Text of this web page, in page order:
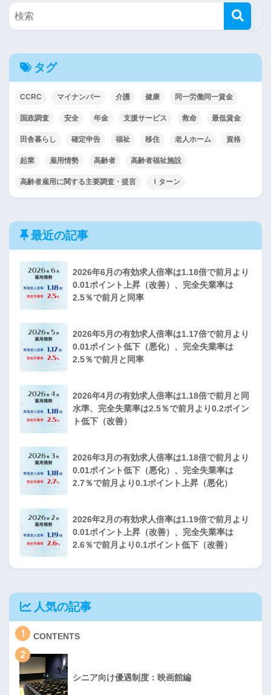
タグ
CCRC マイナンバー 介護 健康 同一労働同一賃金
国政調査 安全 年金 支援サービス 救命 最低賃金
田舎暮らし 確定申告 福祉 移住 老人ホーム 資格
起業 雇用情勢 高齢者 高齢者福祉施設
高齢者雇用に関する主要調査・提言 Ｉターン
最近の記事
2026年6月の有効求人倍率は1.18倍で前月より
0.01ポイント上昇（改善）、完全失業率は
2.5％で前月と同率
2026年5月の有効求人倍率は1.17倍で前月より
0.01ポイント低下（悪化）、完全失業率は
2.5％で前月と同率
2026年4月の有効求人倍率は1.18倍で前月と同
水準、完全失業率は2.5％で前月より0.2ポイン
ト低下（改善）
2026年3月の有効求人倍率は1.18倍で前月より
0.01ポイント低下（悪化）、完全失業率は
2.7％で前月より0.1ポイント上昇（悪化）
2026年2月の有効求人倍率は1.19倍で前月より
0.01ポイント上昇（改善）、完全失業率は
2.6％で前月より0.1ポイント低下（改善）
人気の記事
1 CONTENTS
2
シニア向け優遇制度：映画館編